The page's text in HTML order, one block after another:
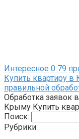
Интересное 0 79
Купить квартиру
правильной
Обработка заявок
Крыму Купить
Поиск:
Рубрики